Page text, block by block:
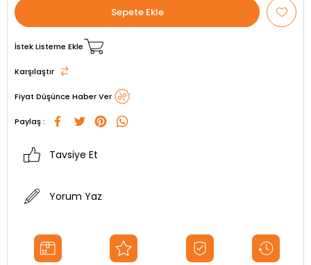
İstek Listeme Ekle
Karşılaştır
Fiyat Düşünce Haber Ver
Paylaş :
Tavsiye Et
Yorum Yaz